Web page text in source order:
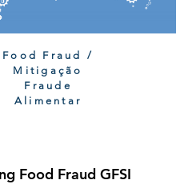
Food Fraud /
Mitigação
Fraude
Alimentar
Food Fraud GFSI